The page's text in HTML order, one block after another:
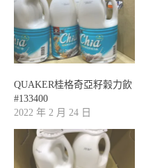
QUAKER桂格奇亞籽穀力飲
#133400
2022 年 2 月 24 日